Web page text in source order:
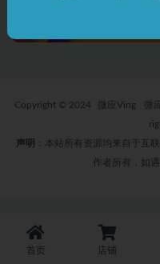
Copyright © 2024 微应Ving 微
声明
：本站所有资源均来自于互
作者所有，如
首页 店铺